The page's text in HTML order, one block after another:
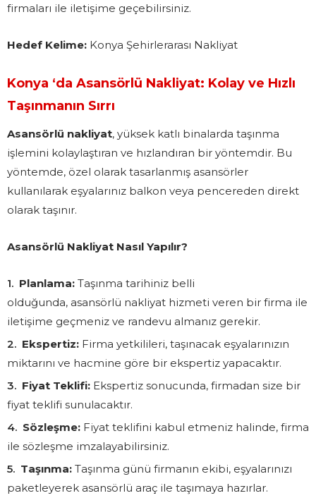
firmaları ile iletişime geçebilirsiniz.
Hedef Kelime: Konya Şehirlerarası Nakliyat
Konya ‘da Asansörlü Nakliyat: Kolay ve Hızlı
Taşınmanın Sırrı
Asansörlü nakliyat, yüksek katlı binalarda taşınma
işlemini kolaylaştıran ve hızlandıran bir yöntemdir. Bu
yöntemde, özel olarak tasarlanmış asansörler
kullanılarak eşyalarınız balkon veya pencereden direkt
olarak taşınır.
Asansörlü Nakliyat Nasıl Yapılır?
Planlama: Taşınma tarihiniz belli
olduğunda, asansörlü nakliyat hizmeti veren bir firma ile
iletişime geçmeniz ve randevu almanız gerekir.
Ekspertiz: Firma yetkilileri, taşınacak eşyalarınızın
miktarını ve hacmine göre bir ekspertiz yapacaktır.
Fiyat Teklifi: Ekspertiz sonucunda, firmadan size bir
fiyat teklifi sunulacaktır.
Sözleşme: Fiyat teklifini kabul etmeniz halinde, firma
ile sözleşme imzalayabilirsiniz.
Taşınma: Taşınma günü firmanın ekibi, eşyalarınızı
paketleyerek asansörlü araç ile taşımaya hazırlar.